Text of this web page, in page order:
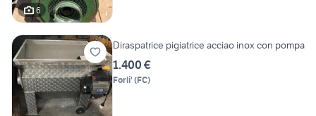
6
Diraspatrice pigiatrice acciao inox con pompa
1.400 €
Forli' (FC)